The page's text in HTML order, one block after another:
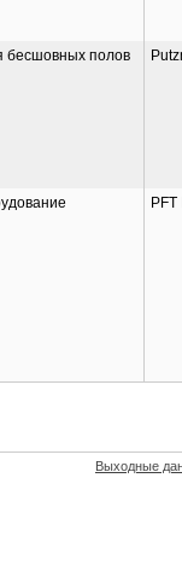
бесшовных полов
Выходные